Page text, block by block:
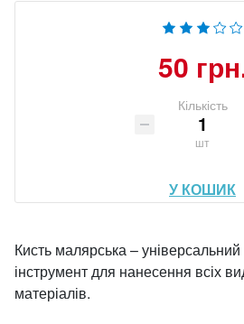
50
Кількість
шт
У КОШИК
Кисть малярська –
інструмент для нанесення всіх
матеріалів.